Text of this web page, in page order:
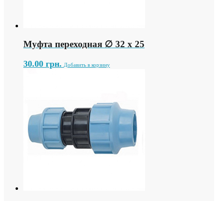
Муфта переходная ∅ 32 х 25
30.00 грн. Добавить в корзину